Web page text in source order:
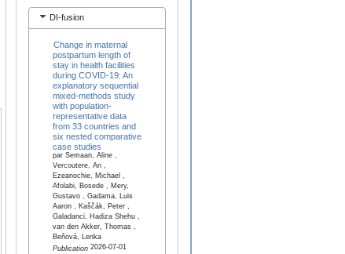
DI-fusion
Change in maternal
postpartum length of
stay in health facilities
during COVID-19: An
explanatory sequential
mixed-methods study
with population-
representative data
from 33 countries and
six nested comparative
case studies
par Semaan, Aline ,
Vercoutere, An ,
Ezeanochie, Michael ,
Afolabi, Bosede , Mery,
Gustavo , Gadama, Luis
Aaron , Kaščák, Peter ,
Galadanci, Hadiza Shehu ,
van den Akker, Thomas ,
Beňová, Lenka
Publication2026-07-01